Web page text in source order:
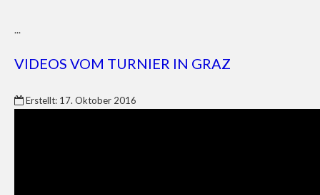
...
VIDEOS VOM TURNIER IN GRAZ
Erstellt: 17. Oktober 2016